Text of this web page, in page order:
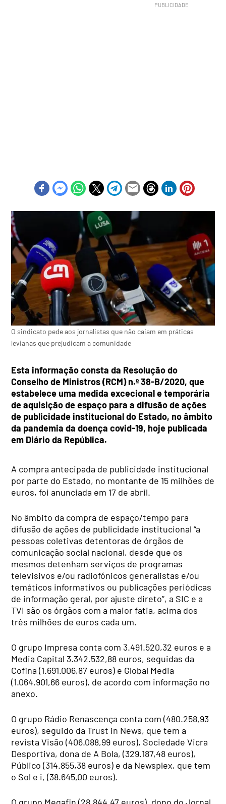
O sindicato pede aos jornalistas que não caiam em práticas
levianas que prejudicam a comunidade
Esta informação consta da Resolução do
Conselho de Ministros (RCM) n.º 38-B/2020, que
estabelece uma medida excecional e temporária
de aquisição de espaço para a difusão de ações
de publicidade institucional do Estado, no âmbito
da pandemia da doença covid-19, hoje publicada
em Diário da República.
A compra antecipada de publicidade institucional
por parte do Estado, no montante de 15 milhões de
euros, foi anunciada em 17 de abril.
No âmbito da compra de espaço/tempo para
difusão de ações de publicidade institucional “a
pessoas coletivas detentoras de órgãos de
comunicação social nacional, desde que os
mesmos detenham serviços de programas
televisivos e/ou radiofónicos generalistas e/ou
temáticos informativos ou publicações periódicas
de informação geral, por ajuste direto”, a SIC e a
TVI são os órgãos com a maior fatia, acima dos
três milhões de euros cada um.
O grupo Impresa conta com 3.491.520,32 euros e a
Media Capital 3.342.532,88 euros, seguidas da
Cofina (1.691.006,87 euros) e Global Media
(1.064.901,66 euros), de acordo com informação no
anexo.
O grupo Rádio Renascença conta com (480.258,93
euros), seguido da Trust in News, que tem a
revista Visão (406.088,99 euros), Sociedade Vicra
Desportiva, dona de A Bola, (329.187,48 euros),
Público (314.855,38 euros) e da Newsplex, que tem
o Sol e i, (38.645,00 euros).